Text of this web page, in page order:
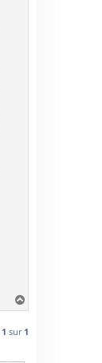
a
t
1 sur 1